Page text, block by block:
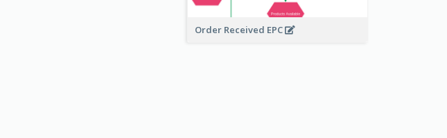
Order Received EPC